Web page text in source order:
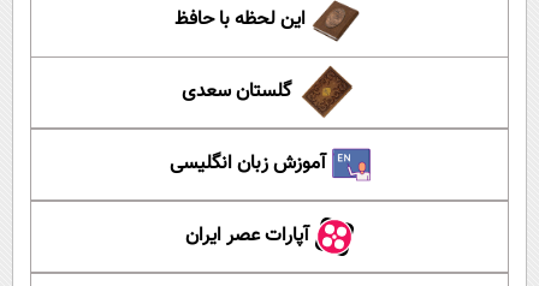
این لحظه با حافظ
گلستان سعدی
آموزش زبان انگلیسی
آپارات عصر ایران